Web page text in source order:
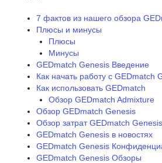
7 фактов из нашего обзора
Плюсы и минусы
Плюсы
Минусы
GEDmatch Genesis Введение
Как начать работу с GEDmatch
Как использовать GEDmatch
Обзор GEDmatch Admixture
Обзор GEDmatch Genesis
Обзор затрат GEDmatch Genesis
GEDmatch Genesis в новостях
GEDmatch Genesis
GEDmatch Genesis Обзоры